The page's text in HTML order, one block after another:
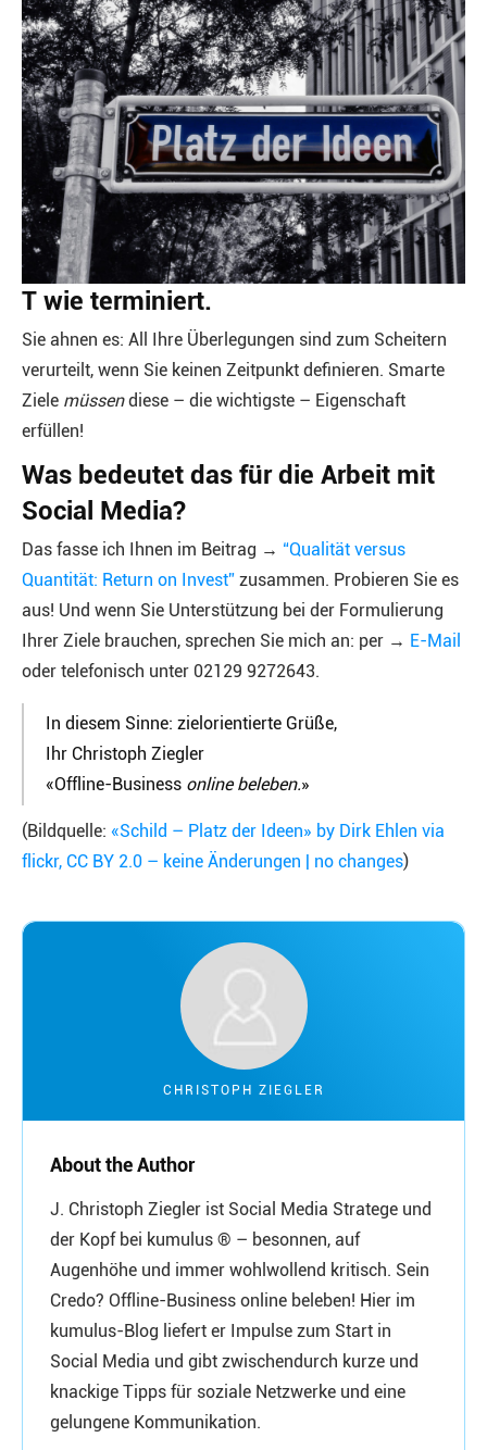
T wie terminiert.
Sie ahnen es: All Ihre Überlegungen sind zum Scheitern
verurteilt, wenn Sie keinen Zeitpunkt definieren. Smarte
Ziele müssendiese – die wichtigste – Eigenschaft
erfüllen!
Was bedeutet das für die Arbeit mit
Social Media?
Das fasse ich Ihnen im Beitrag → “Qualität versus
Quantität: Return on Invest” zusammen. Probieren Sie es
aus! Und wenn Sie Unterstützung bei der Formulierung
Ihrer Ziele brauchen, sprechen Sie mich an: per → E-Mail
oder telefonisch unter 02129 9272643.
In diesem Sinne: zielorientierte Grüße,
Ihr Christoph Ziegler
«Offline-Business online beleben.»
(Bildquelle: «Schild – Platz der Ideen» by Dirk Ehlen via
flickr, CC BY 2.0 – keine Änderungen | no changes)
CHRISTOPH ZIEGLER
About the Author
J. Christoph Ziegler ist Social Media Stratege und
der Kopf bei kumulus ® – besonnen, auf
Augenhöhe und immer wohlwollend kritisch. Sein
Credo? Offline-Business online beleben! Hier im
kumulus-Blog liefert er Impulse zum Start in
Social Media und gibt zwischendurch kurze und
knackige Tipps für soziale Netzwerke und eine
gelungene Kommunikation.